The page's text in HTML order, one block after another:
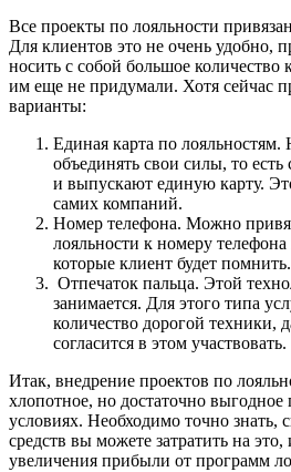
Все проекты по лояльности
Для клиентов это не очень удобно,
носить с собой большое
им еще не придумали. Хотя сейчас
варианты:
Единая карта по
объединять свои силы, то есть
и выпускают единую карту.
самих компаний.
Номер телефона. Можно
лояльности к номеру
которые клиент будет помнить.
Отпечаток пальца. Этой
занимается. Для этого типа
количество дорогой техники,
согласится в этом участвовать.
Итак, внедрение проектов по
хлопотное, но достаточно
условиях. Необходимо точно знать,
средств вы можете затратить на
увеличения прибыли от программ